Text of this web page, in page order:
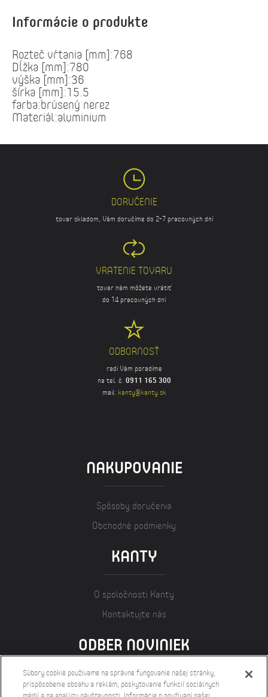
Informácie o produkte
Rozteč vŕtania [mm]:768
Dĺžka [mm]:780
výška [mm]:36
šírka [mm]:15.5
farba:brúsený nerez
Materiál:aluminium
DORUČENIE
tovar skladom, Vám doručíme do 2-7 pracovných dní
VRATENIE TOVARU
tovar nám môžete vrátiť
do 14 pracovných dní
ODBORNOSŤ
radi Vám poradíme
na tel. č. 0911 165 300
mail: kanty@kanty.sk
NAKUPOVANIE
Spôsoby doručenia
Obchodné podmienky
KANTY
O spoločnosti Kanty
Kontaktujte nás
ODBER NOVINIEK
Súbory cookie používame na správne fungovanie našej stránky,
prispôsobenie obsahu a reklám, poskytovanie funkcií sociálnych